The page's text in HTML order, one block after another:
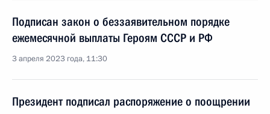
Подписан закон о беззаявительном порядке
ежемесячной выплаты Героям СССР и РФ
3 апреля 2023 года, 11:30
Президент подписал распоряжение о поощрении